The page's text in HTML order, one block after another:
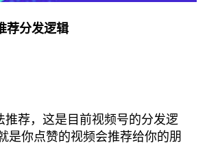
荐分发逻辑
荐，这是目前视频号的分发逻
是你点赞的视频会推荐给你的朋